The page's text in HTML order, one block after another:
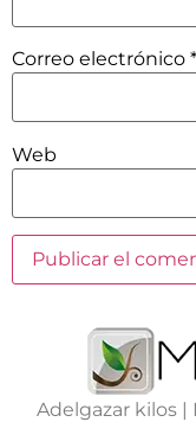
Correo electrónico *
Web
Adelgazar kilos